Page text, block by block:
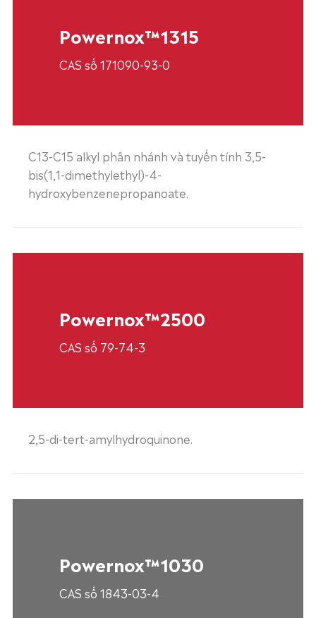
Powernox™1315
CAS số 171090-93-0
C13-C15 alkyl phân nhánh và tuyến tính 3,5-
bis(1,1-dimethylethyl)-4-
hydroxybenzenepropanoate.
Powernox™2500
CAS số 79-74-3
2,5-di-tert-amylhydroquinone.
Powernox™1030
CAS số 1843-03-4